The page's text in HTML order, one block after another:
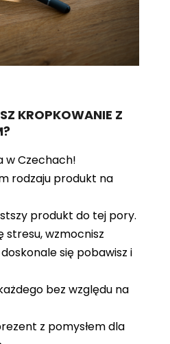
KROPKOWANIE Z
w Czechach!
rodzaju produkt na
produkt do tej pory.
stresu, wzmocnisz
się pobawisz i
bez względu na
z pomysłem dla